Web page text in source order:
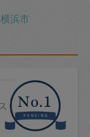
横浜市